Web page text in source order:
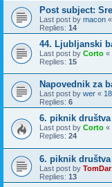
Post subject:
Last post by macon «
Replies: 14
44. Ljubljanski
Last post by Corto «
Replies: 15
Napovednik za
Last post by wer «
Replies: 6
6. piknik
Last post by Corto «
Replies: 24
6. piknik
Last post by TomDar
Replies: 13